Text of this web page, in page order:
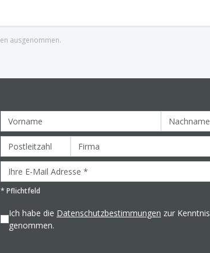
ausgenommen.
* Pflichtfeld
Ich habe die Datenschutzbestimmungen zur Kenntnis
genommen.